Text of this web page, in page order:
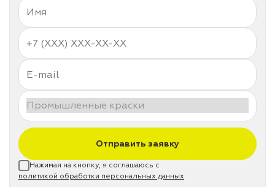
Отправить заявку
Нажимая на кнопку, я соглашаюсь с
политикой обработки персональных данных